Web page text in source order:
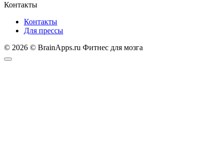
Контакты
Контакты
Для прессы
© 2026 © BrainApps.ru Фитнес для мозга